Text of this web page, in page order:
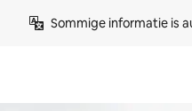
Sommige informatie is